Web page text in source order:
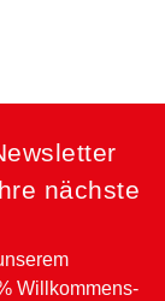
nächste
Willkommens-